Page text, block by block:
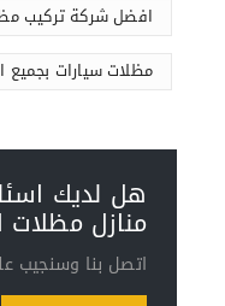
افضل شركة تركيب
مظلات سيارات بجميع
هل لديك
منازل
اتصل بنا وسنجيب